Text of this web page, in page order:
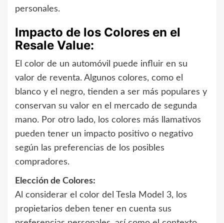
personales.
Impacto de los Colores en el
Resale Value:
El color de un automóvil puede influir en su
valor de reventa. Algunos colores, como el
blanco y el negro, tienden a ser más populares y
conservan su valor en el mercado de segunda
mano. Por otro lado, los colores más llamativos
pueden tener un impacto positivo o negativo
según las preferencias de los posibles
compradores.
Elección de Colores:
Al considerar el color del Tesla Model 3, los
propietarios deben tener en cuenta sus